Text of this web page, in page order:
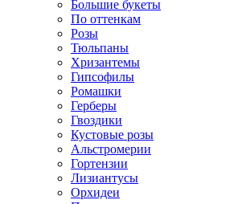
Большие букеты
По оттенкам
Розы
Тюльпаны
Хризантемы
Гипсофилы
Ромашки
Герберы
Гвоздики
Кустовые розы
Альстромерии
Гортензии
Лизиантусы
Орхидеи